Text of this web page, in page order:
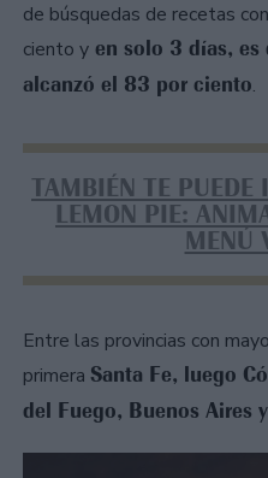
de búsquedas de recetas
ciento y en solo 3 días,
alcanzó el 83 por ciento.
TAMBIÉN TE PUEDE
LEMON PIE:
MENÚ
Entre las provincias con
primera Santa Fe, luego
del Fuego, Buenos Aires